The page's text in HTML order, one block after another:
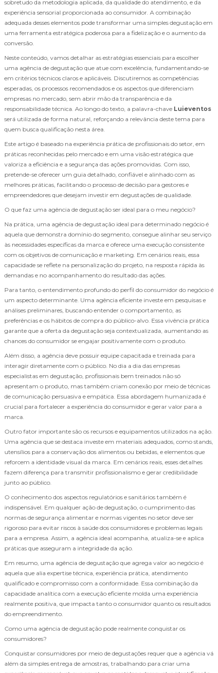
sobretudo da metodologia aplicada, da qualidade do atendimento, e da
experiência sensorial proporcionada ao consumidor. A combinação
adequada desses elementos pode transformar uma simples degustação em
uma ferramenta estratégica poderosa para a fidelização e o aumento da
conversão.
Neste conteúdo, vamos detalhar as estratégias essenciais para escolher
uma agência de degustação que atue com excelência, fundamentando-se
em critérios técnicos claros e aplicáveis. Discutiremos as competências
esperadas, os processos recomendados e os aspectos que diferenciam
empresas no mercado, sem abrir mão da transparência e da
responsabilidade técnica. Ao longo do texto, a palavra-chave Luieventos
será utilizada de forma natural, reforçando a relevância deste tema para
quem busca qualificação nesta área.
Este artigo é baseado na experiência prática de profissionais do setor, em
práticas reconhecidas pelo mercado e em uma visão estratégica que
valoriza a eficiência e a segurança das ações promovidas. Com isso,
pretende-se oferecer um guia detalhado, confiável e alinhado com as
melhores práticas, facilitando o processo de decisão para gestores e
empreendedores que desejam investir em degustações de qualidade.
O que faz uma agência de degustação ser ideal para o meu negócio?
Na prática, uma agência de degustação ideal para determinado negócio é
aquela que demonstra domínio do segmento, consegue alinhar seu serviço
às necessidades específicas da marca e oferece uma execução consistente
com os objetivos de comunicação e marketing. Em cenários reais, essa
capacidade se reflete na personalização do projeto, na resposta rápida às
demandas e no acompanhamento do resultado das ações.
Para tanto, o entendimento profundo do perfil do consumidor do negócio é
um aspecto determinante. Uma agência eficiente investe em pesquisas e
análises preliminares, buscando entender o comportamento, as
preferências e os hábitos de compra do público-alvo. Essa vivência prática
garante que a oferta da degustação seja contextualizada, aumentando as
chances do consumidor se engajar positivamente com o produto.
Além disso, a agência deve possuir equipe capacitada e treinada para
interagir diretamente com o público. No dia a dia das empresas
especialistas em degustação, profissionais bem treinados não só
apresentam o produto, mas também criam conexão por meio de técnicas
de comunicação persuasiva e empática. Essa abordagem humanizada é
crucial para fortalecer a experiência do consumidor e gerar valor para a
marca.
Outro fator importante são os recursos e equipamentos utilizados na ação.
Uma agência que se destaca investe em materiais adequados, como stands,
utensílios para a conservação dos alimentos ou bebidas, e elementos que
reforcem a identidade visual da marca. Em cenários reais, esses detalhes
fazem diferença para transmitir profissionalismo e gerar credibilidade
junto ao público.
O conhecimento dos aspectos regulatórios e sanitários também é
indispensável. Em qualquer ação de degustação, o cumprimento das
normas de segurança alimentar e normas vigentes no setor deve ser
rigoroso para evitar riscos à saúde dos consumidores e problemas legais
para a empresa. Assim, a agência ideal acompanha, atualiza-se e aplica
práticas que asseguram a integridade da ação.
Em resumo, uma agência de degustação que agrega valor ao negócio é
aquela que alia expertise técnica, experiência prática, atendimento
qualificado e compromisso com a conformidade. Essa combinação da
capacidade analítica com a execução eficiente molda uma experiência
realmente positiva, que impacta tanto o consumidor quanto os resultados
do empreendimento.
Como uma agência de degustação pode realmente conquistar os
consumidores?
Conquistar consumidores por meio de degustações requer que a agência vá
além da simples entrega de amostras, trabalhando para criar uma